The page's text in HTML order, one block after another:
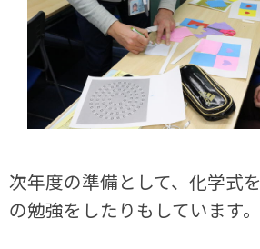
次年度の準備として、化学式
の勉強をしたりもしています。